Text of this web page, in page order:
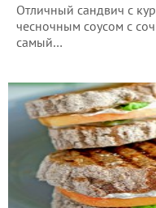
Отличный сандвич с
чесночным соусом с
самый…